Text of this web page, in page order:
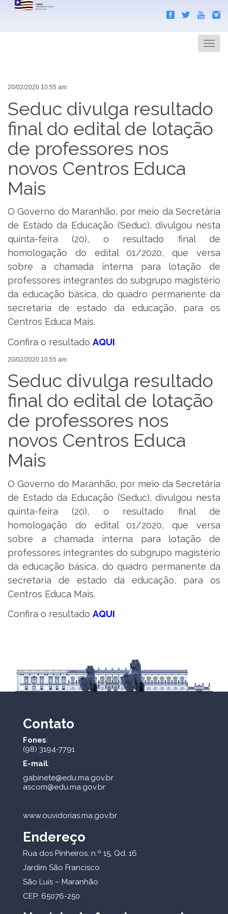
Menu
20/02/2020 10:55 am
Seduc divulga resultado
final do edital de lotação
de professores nos
novos Centros Educa
Mais
O Governo do Maranhão, por meio da Secretária
de Estado da Educação (Seduc), divulgou nesta
quinta-feira (20), o resultado final de
homologação do edital 01/2020, que versa
sobre a chamada interna para lotação de
professores integrantes do subgrupo magistério
da educação básica, do quadro permanente da
secretaria de estado da educação, para os
Centros Educa Mais.
Confira o resultado AQUI
20/02/2020 10:55 am
Seduc divulga resultado
final do edital de lotação
de professores nos
novos Centros Educa
Mais
O Governo do Maranhão, por meio da Secretária
de Estado da Educação (Seduc), divulgou nesta
quinta-feira (20), o resultado final de
homologação do edital 01/2020, que versa
sobre a chamada interna para lotação de
professores integrantes do subgrupo magistério
da educação básica, do quadro permanente da
secretaria de estado da educação, para os
Centros Educa Mais.
Confira o resultado AQUI
Contato
Fones:
(98) 3194-7791
E-mail:
gabinete@edu.ma.gov.br
ascom@edu.ma.gov.br
www.ouvidorias.ma.gov.br
Endereço
Rua dos Pinheiros, n.º 15, Qd. 16
Jardim São Francisco
São Luís – Maranhão
CEP: 65076-250